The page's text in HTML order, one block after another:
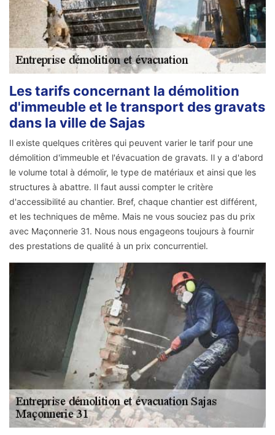
Les tarifs concernant la démolition
d'immeuble et le transport des gravats
dans la ville de Sajas
Il existe quelques critères qui peuvent varier le tarif pour une
démolition d'immeuble et l'évacuation de gravats. Il y a d'abord
le volume total à démolir, le type de matériaux et ainsi que les
structures à abattre. Il faut aussi compter le critère
d'accessibilité au chantier. Bref, chaque chantier est différent,
et les techniques de même. Mais ne vous souciez pas du prix
avec Maçonnerie 31. Nous nous engageons toujours à fournir
des prestations de qualité à un prix concurrentiel.